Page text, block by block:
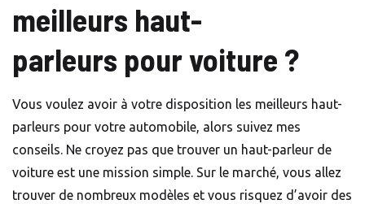
meilleurs haut-
parleurs pour voiture ?
Vous voulez avoir à votre disposition les meilleurs haut-
parleurs pour votre automobile, alors suivez mes
conseils. Ne croyez pas que trouver un haut-parleur de
voiture est une mission simple. Sur le marché, vous allez
trouver de nombreux modèles et vous risquez d’avoir des